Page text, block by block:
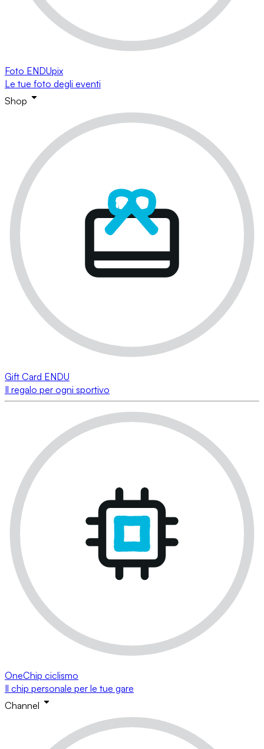
Foto ENDUpix
Le tue foto degli eventi
Shop
Gift Card ENDU
Il regalo per ogni sportivo
OneChip ciclismo
Il chip personale per le tue gare
Channel